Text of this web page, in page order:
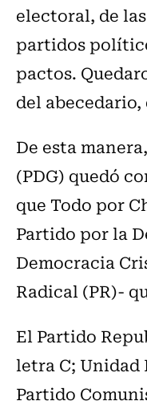
electoral, de
partidos
pactos.
del abecedario,
De esta
(PDG) quedó
que Todo por
Partido por la
Democracia
Radical (PR)-
El Partido
letra C; Unidad
Partido